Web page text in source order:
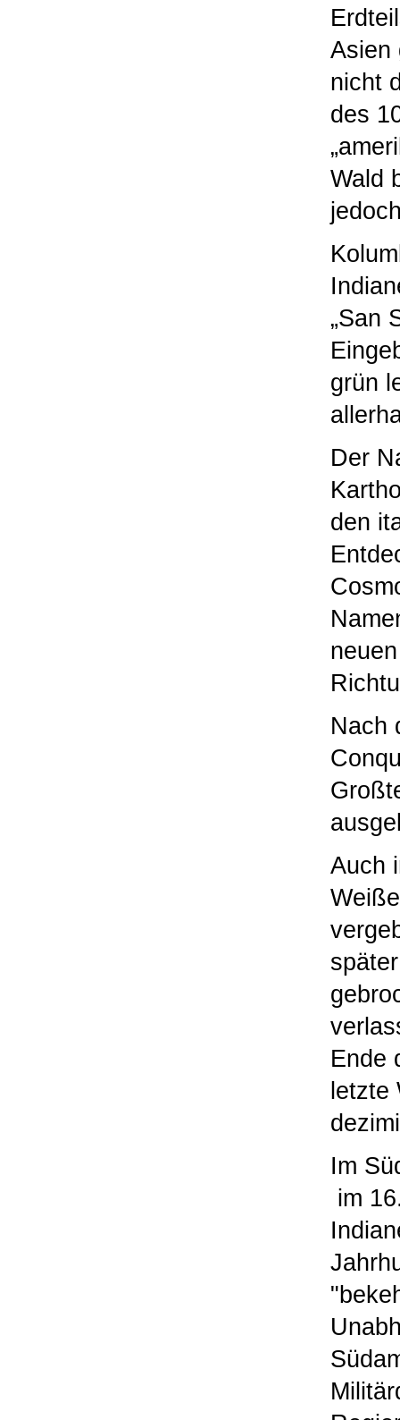
Asien
nicht
des
Wald
„San
grün
Der
den
Nach
Auch
Ende
Im
im